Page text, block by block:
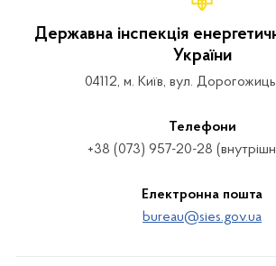
Державна інспекція
України
04112, м. Київ, вул.
Телефони
+38 (073) 957-20-28
Електронна пошта
bureau@sies.gov.ua